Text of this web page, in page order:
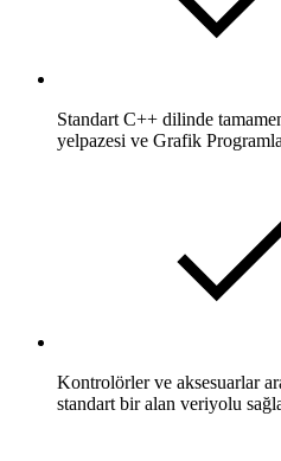
Standart C++ dilinde
yelpazesi ve Grafik
Kontrolörler ve aksesuarlar
standart bir alan veriyolu